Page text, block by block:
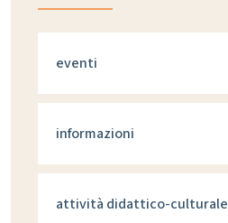
eventi
informazioni
attività didattico-culturale